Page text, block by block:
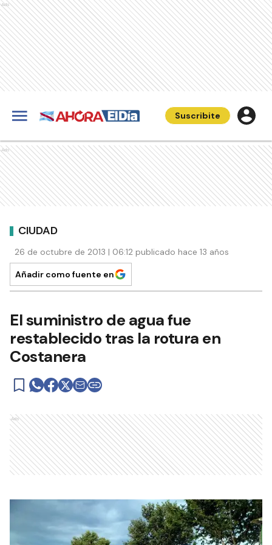
Ads
Suscribite
Ads
CIUDAD
26 de octubre de 2013 | 06:12 publicado hace 13 años
Añadir como fuente en
El suministro de agua fue
restablecido tras la rotura en
Costanera
Ads